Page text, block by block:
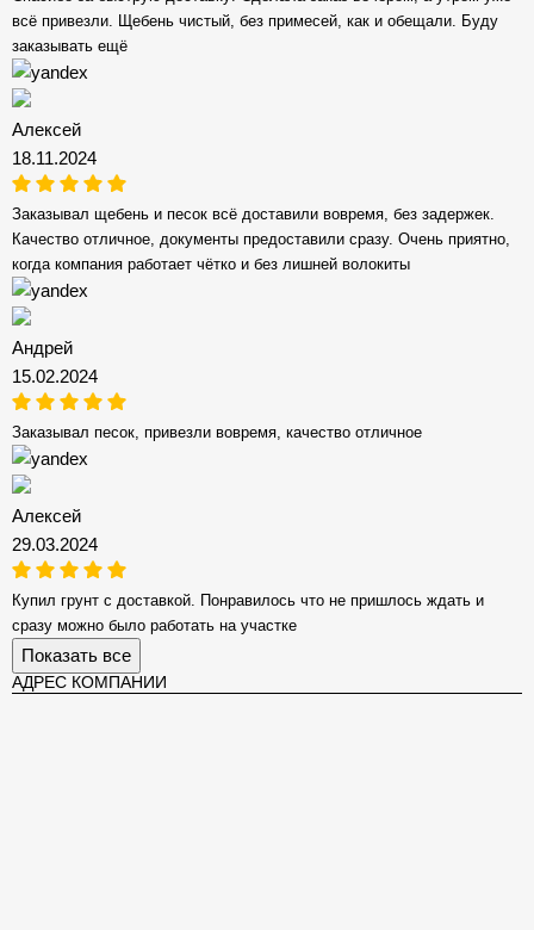
всё привезли. Щебень чистый, без примесей, как и обещали. Буду
заказывать ещё
Алексей
18.11.2024
Заказывал щебень и песок всё доставили вовремя, без задержек.
Качество отличное, документы предоставили сразу. Очень приятно,
когда компания работает чётко и без лишней волокиты
Андрей
15.02.2024
Заказывал песок, привезли вовремя, качество отличное
Алексей
29.03.2024
Купил грунт с доставкой. Понравилось что не пришлось ждать и
сразу можно было работать на участке
Показать все
АДРЕС КОМПАНИИ